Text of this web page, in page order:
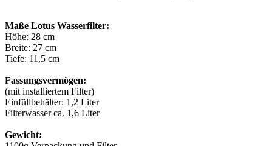
Maße Lotus Wasserfilter:
Höhe: 28 cm
Breite: 27 cm
Tiefe: 11,5 cm
Fassungsvermögen:
(mit installiertem Filter)
Einfüllbehälter: 1,2 Liter
Filterwasser ca. 1,6 Liter
Gewicht: